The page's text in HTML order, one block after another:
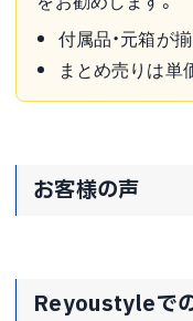
付属品・元箱が
まとめ売りは単
お客様の声
Reyoustyleで